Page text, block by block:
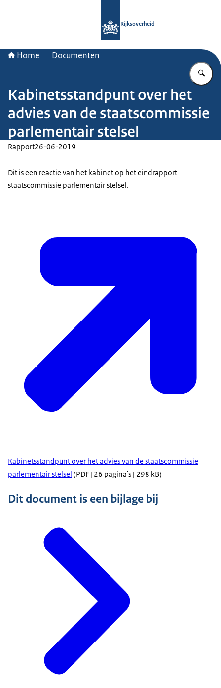
Rijksoverheid
Home Documenten
Kabinetsstandpunt over het
advies van de staatscommissie
parlementair stelsel
Rapport26-06-2019
Dit is een reactie van het kabinet op het eindrapport
staatscommissie parlementair stelsel.
Kabinetsstandpunt over het advies van de staatscommissie
parlementair stelsel (PDF | 26 pagina's | 298 kB)
Dit document is een bijlage bij